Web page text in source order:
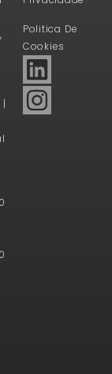
Politica De
Cookies